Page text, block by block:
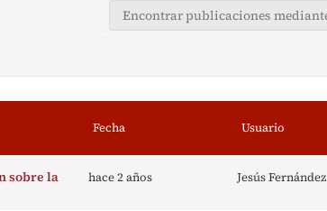
Fecha Usuario
sobre la
hace 2 años Jesús Fernández